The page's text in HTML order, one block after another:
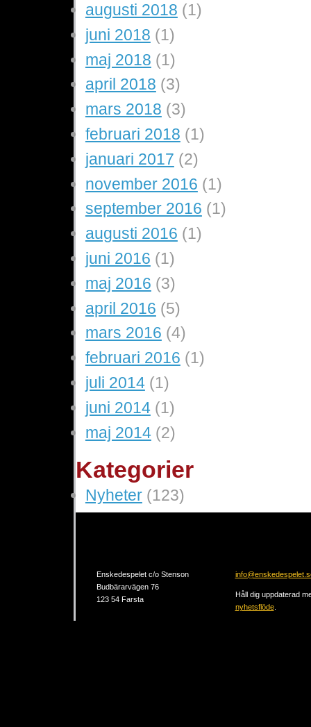
augusti 2018 (1)
juni 2018 (1)
maj 2018 (1)
april 2018 (3)
mars 2018 (3)
februari 2018 (1)
januari 2017 (2)
november 2016 (1)
september 2016 (1)
augusti 2016 (1)
juni 2016 (1)
maj 2016 (3)
april 2016 (5)
mars 2016 (4)
februari 2016 (1)
juli 2014(1)
juni 2014(1)
maj 2014(2)
Kategorier
Nyheter(123)
Enskedespelet c/o Stenson
Budbärarvägen 76
123 54 Farsta
Håll dig uppdaterad
nyhetsflöde.